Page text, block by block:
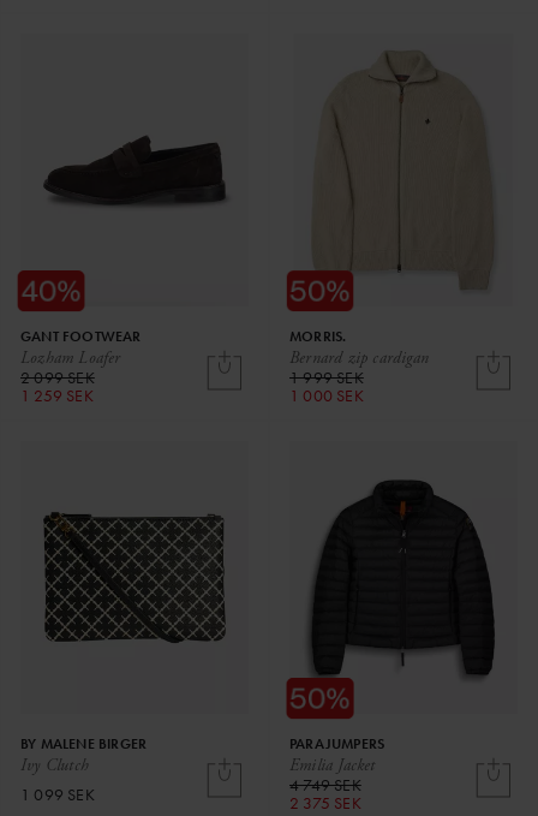
Lozham Loafer
GANT FOOTWEAR
2 099 SEK
1 259 SEK
Bernard zip cardigan
MORRIS.
1 999 SEK
1 000 SEK
Ivy Clutch
BY MALENE BIRGER
1 099 SEK
Emilia Jacket
PARAJUMPERS
4 749 SEK
2 375 SEK